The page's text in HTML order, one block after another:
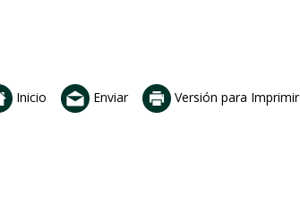
Inicio Enviar Versión para Imprimir